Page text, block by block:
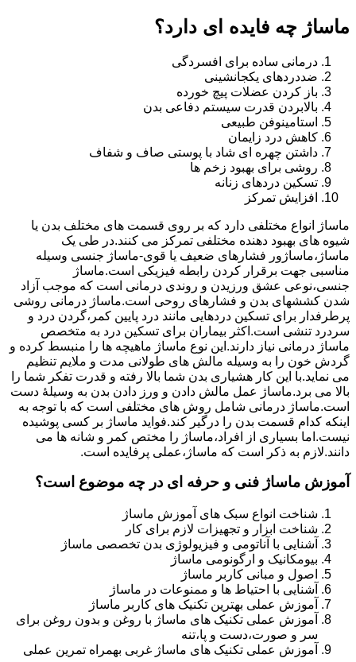
ماساژ چه فایده ای دارد؟
درمانی ساده برای افسردگی
ضددردهای یکجانشینی
باز کردن عضلات پیچ خورده
بالابردن قدرت سیستم دفاعی بدن
استامینوفن طبیعی
کاهش درد زایمان
داشتن چهره ای شاد با پوستی صاف و شفاف
روشی برای بهبود زخم ها
تسکین دردهای زنانه
افزایش تمرکز
ماساژ انواع مختلفی دارد که بر روی قسمت های مختلف بدن یا
شیوه های بهبود دهنده مختلفی تمرکز می کنند.در طی یک
ماساژ،ماساژور فشارهای ضعیف یا قوی-ماساژ جنسی وسیله
مناسبی جهت برقرار کردن رابطه فیزیکی است.ماساژ
جنسی،نوعی عشق ورزیدن و روندی درمانی است که موجب آزاد
شدن کششهای بدن و فشارهای روحی است.ماساژ درمانی روشی
پرطرفدار برای تسکین دردهایی مانند درد پایین کمر،گردن درد و
سردرد تنشی است.اکثر بیماران برای تسکین درد به متخصص
ماساژ درمانی نیاز دارند.این نوع ماساژ ماهیچه ها را منبسط کرده و
گردش خون را به وسیله مالش های طولانی مدت و ملایم تنظیم
می نماید.با این کار هشیاری بدن شما بالا رفته و قدرت تفکر شما را
بالا می برد.ماساژ عمل مالش دادن و ورز دادن بدن به وسیلۀ دست
است.ماساژ درمانی شامل روش های مختلفی است که با توجه به
اینکه کدام قسمت بدن را درگیر کند.فواید ماساژ بر کسی پوشیده
نیست.اما بسیاری از افراد،ماساژ را مختص کمر و شانه ها می
دانند.لازم به ذکر است که ماساژ،عملی پرفایده است.
آموزش ماساژ فنی و حرفه ای در چه موضوع است؟
شناخت انواع سبک های آموزش ماساژ
شناخت ابزار و تجهیزات لازم برای کار
آشنایی با آناتومی و فیزیولوژی بدن تخصصی ماساژ
بیومکانیک و ارگونومی ماساژ
اصول و مبانی کاربر ماساژ
آشنایی با احتیاط ها و ممنوعات در ماساژ
آموزش عملی بهترین تکنیک های کاربر ماساژ
آموزش عملی تکنیک های ماساژ با روغن و بدون روغن برای
سر و صورت،دست و پا،تنه
آموزش عملی تکنیک های ماساژ غربی بهمراه تمرین عملی